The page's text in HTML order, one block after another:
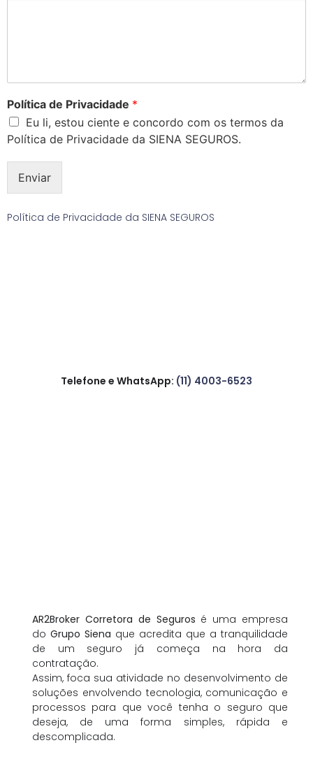
Política de Privacidade *
Eu li, estou ciente e concordo com os termos da
Política de Privacidade da SIENA SEGUROS.
Enviar
Política de Privacidade da SIENA SEGUROS
Telefone e WhatsApp: (11) 4003-6523
AR2Broker Corretora de Seguros é uma empresa
do Grupo Siena que acredita que a tranquilidade
de um seguro já começa na hora da
contratação.
Assim, foca sua atividade no desenvolvimento de
soluções envolvendo tecnologia, comunicação e
processos para que você tenha o seguro que
deseja, de uma forma simples, rápida e
descomplicada.